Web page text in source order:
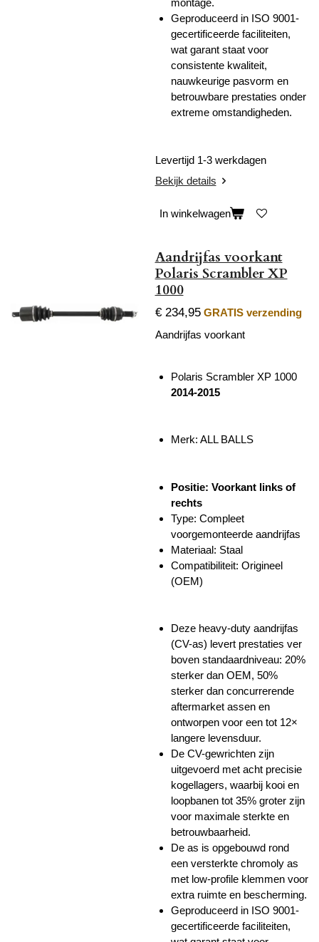
montage.
Geproduceerd in ISO 9001-
gecertificeerde faciliteiten,
wat garant staat voor
consistente kwaliteit,
nauwkeurige pasvorm en
betrouwbare prestaties onder
extreme omstandigheden.
Levertijd 1-3 werkdagen
Bekijk details
In winkelwagen
Aandrijfas voorkant
Polaris Scrambler XP
1000
€ 234,95 GRATIS verzending
Aandrijfas voorkant
Polaris Scrambler XP 1000
2014-2015
Merk: ALL BALLS
Positie: Voorkant links of
rechts
Type: Compleet
voorgemonteerde aandrijfas
Materiaal: Staal
Compatibiliteit: Origineel
(OEM)
Deze heavy-duty aandrijfas
(CV-as) levert prestaties ver
boven standaardniveau: 20%
sterker dan OEM, 50%
sterker dan concurrerende
aftermarket assen en
ontworpen voor een tot 12×
langere levensduur.
De CV-gewrichten zijn
uitgevoerd met acht precisie
kogellagers, waarbij kooi en
loopbanen tot 35% groter zijn
voor maximale sterkte en
betrouwbaarheid.
De as is opgebouwd rond
een versterkte chromoly as
met low-profile klemmen voor
extra ruimte en bescherming.
Geproduceerd in ISO 9001-
gecertificeerde faciliteiten,